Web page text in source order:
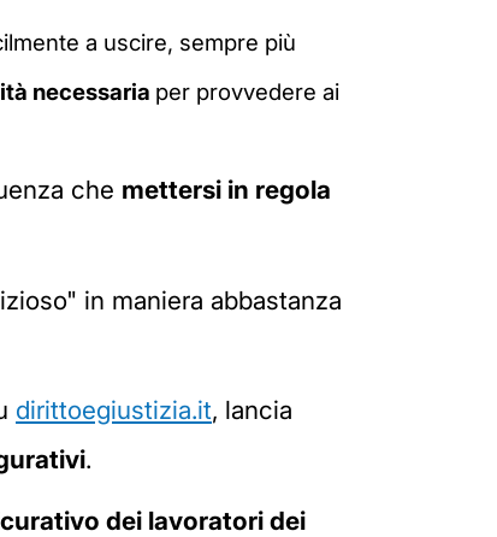
a uscire, sempre più
necessaria per provvedere ai
che mettersi in regola
in maniera abbastanza
dirittoegiustizia.it, lancia
.
dei lavoratori dei